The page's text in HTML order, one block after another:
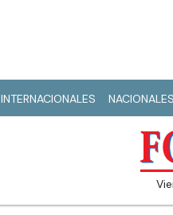
INTERNACIONALES NACIONALES